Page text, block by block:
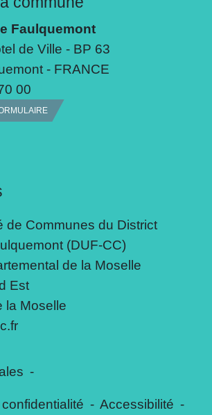
Faulquemont
de Ville - BP 63
- FRANCE
00
de Communes du District
(DUF-CC)
de la Moselle
Est
la Moselle
-
- Accessibilité -